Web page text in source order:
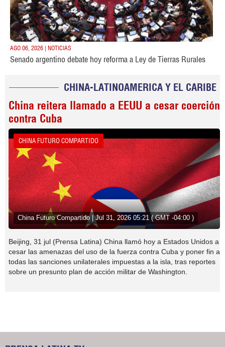
AGO 06, 2026 | NOTICIAS
Senado argentino debate hoy reforma a Ley de Tierras Rurales
CHINA-LATINOAMERICA Y EL CARIBE
China reitera llamado a EEUU a cesar coerción
contra Cuba
CHINA FUTURO COMPARTIDO
China Futuro Compartido | Jul 31, 2026 05:21 ( GMT -04:00 )
Beijing, 31 jul (Prensa Latina) China llamó hoy a Estados Unidos a
cesar las amenazas del uso de la fuerza contra Cuba y poner fin a
todas las sanciones unilaterales impuestas a la isla, tras reportes
sobre un presunto plan de acción militar de Washington.